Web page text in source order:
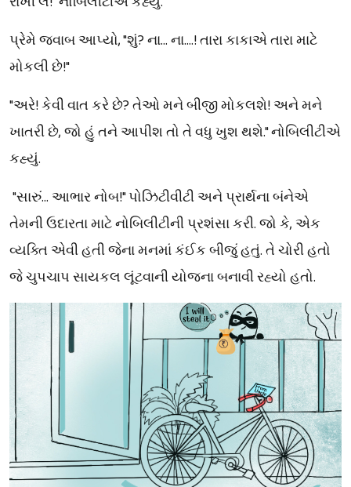
પ્રેમે જવાબ આપ્યો, "શું? ના… ના….! તારા કાકાએ તારા માટે
મોકલી છે!"
"અરે! કેવી વાત કરે છે? તેઓ મને બીજી મોકલશે! અને મને
ખાતરી છે, જો હું તને આપીશ તો તે વધુ ખુશ થશે." નોબિલીટીએ
કહ્યું.
"સારું... આભાર નોબ!" પોઝિટીવીટી અને પ્રાર્થના બંનેએ
તેમની ઉદારતા માટે નોબિલીટીની પ્રશંસા કરી. જો કે, એક
વ્યક્તિ એવી હતી જેના મનમાં કંઈક બીજું હતું. તે ચોરી હતો
જે ચુપચાપ સાયકલ લૂંટવાની યોજના બનાવી રહ્યો હતો.